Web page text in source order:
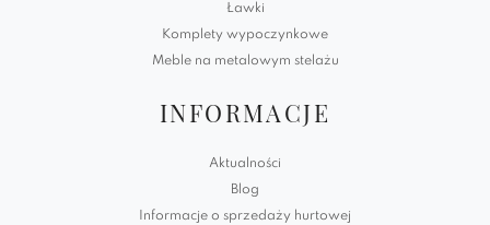
Ławki
Komplety wypoczynkowe
Meble na metalowym stelażu
INFORMACJE
Aktualności
Blog
Informacje o sprzedaży hurtowej